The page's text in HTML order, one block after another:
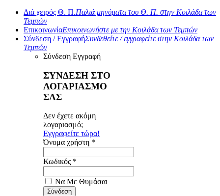
Διά χειρός Θ. Π.Παλιά μηνύματα του Θ. Π. στην Κοιλάδα των
Τεμπών
ΕπικοινωνίαΕπικοινωνήστε με την Κοιλάδα των Τεμπών
Σύνδεση / ΕγγραφήΣυνδεθείτε / εγγραφείτε στην Κοιλάδα των
Τεμπών
Σύνδεση Εγγραφή
ΣΥΝΔΕΣΗ ΣΤΟ
ΛΟΓΑΡΙΑΣΜΟ
ΣΑΣ
Δεν έχετε ακόμη
λογαριασμό;
Εγγραφείτε τώρα!
Όνομα χρήστη *
Κωδικός *
Να Με Θυμάσαι